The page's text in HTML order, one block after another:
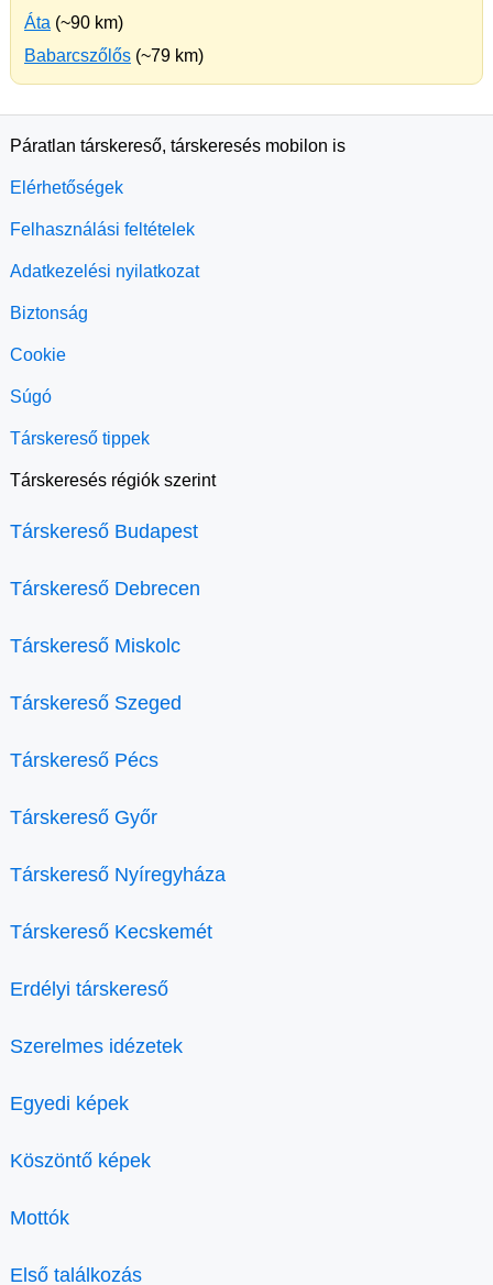
Áta (~90 km)
Babarcszőlős (~79 km)
Páratlan társkereső, társkeresés mobilon is
Elérhetőségek
Felhasználási feltételek
Adatkezelési nyilatkozat
Biztonság
Cookie
Súgó
Társkereső tippek
Társkeresés régiók szerint
Társkereső Budapest
Társkereső Debrecen
Társkereső Miskolc
Társkereső Szeged
Társkereső Pécs
Társkereső Győr
Társkereső Nyíregyháza
Társkereső Kecskemét
Erdélyi társkereső
Szerelmes idézetek
Egyedi képek
Köszöntő képek
Mottók
Első találkozás